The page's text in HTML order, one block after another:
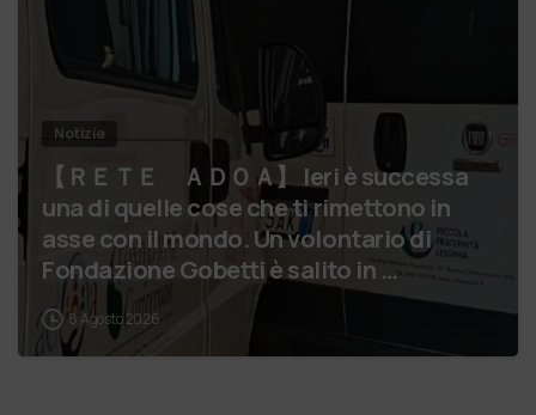
Notizie
【 ＲＥＴＥ ＡＤＯＡ】 Ieri è successa
una di quelle cose che ti rimettono in
asse con il mondo. Un volontario di
Fondazione Gobetti è salito in …
8 Agosto 2026